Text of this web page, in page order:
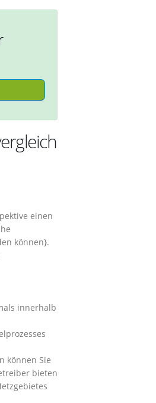
einen
können}.
innerhalb
können Sie
bieten